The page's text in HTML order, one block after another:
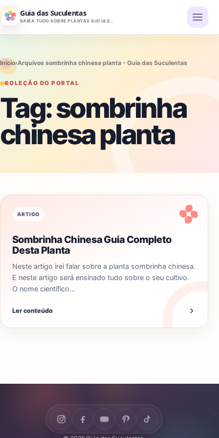
Pular para o conteúdo
Guia das Suculentas
SAIBA TUDO SOBRE PLANTAS SUCULENTAS
Início›Arquivos sombrinha chinesa planta - Guia das Suculentas
COLEÇÃO DO PORTAL
Tag:sombrinha
chinesa planta
ARTIGO
Sombrinha Chinesa Guia Completo
Desta Planta
Neste artigo irei falar sobre a planta sombrinha chinesa.
E neste artigo será ensinado tudo sobre o seu cultivo.
O nome científico…
Ler conteúdo